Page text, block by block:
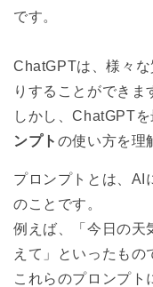
3.5
ンプト
4 まとめ｜プロン
です。
ChatGPTは、様々
りすることができま
しかし、ChatGPT
ンプト の使い方を理
プロンプトとは、AI
のことです。
例えば、「今日の天
えて」といったもの
これらのプロンプト